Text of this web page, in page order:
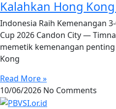
Kalahkan Hong
Indonesia Raih Kemenangan
Cup 2026 Candon City —
memetik kemenangan
Kong
Read More »
10/06/2026 No Comments